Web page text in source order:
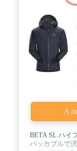
BETA SL ハイ
パッカブルで